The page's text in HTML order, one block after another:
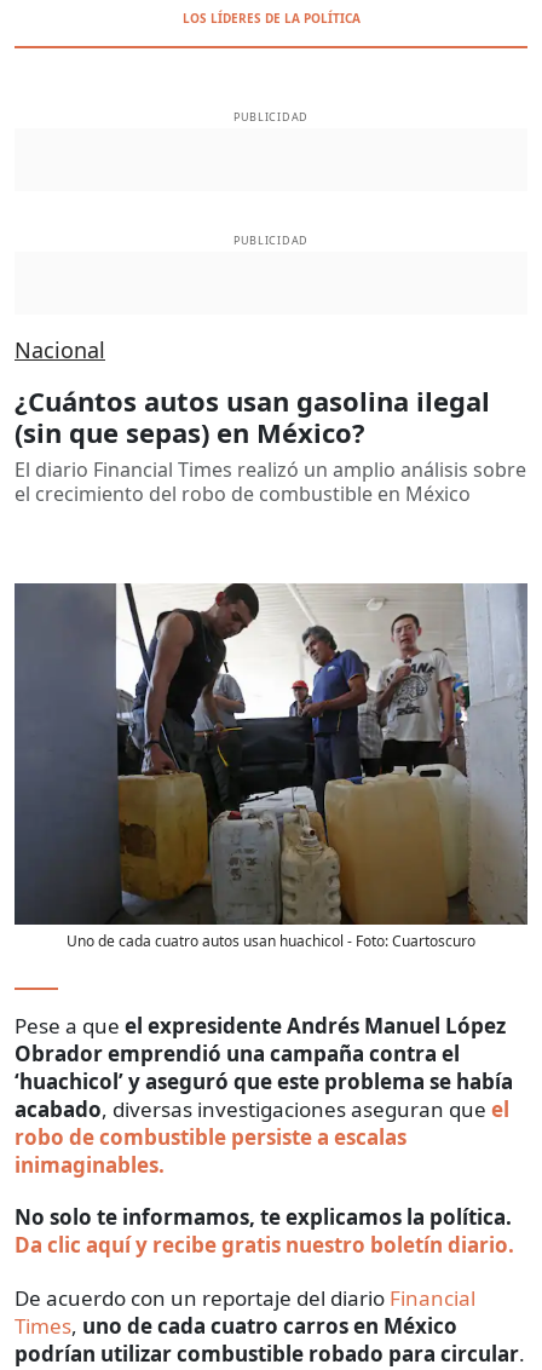
LOS LÍDERES DE LA POLÍTICA
PUBLICIDAD
PUBLICIDAD
Nacional
¿Cuántos autos usan gasolina ilegal
(sin que sepas) en México?
El diario Financial Times realizó un amplio análisis sobre
el crecimiento del robo de combustible en México
Uno de cada cuatro autos usan huachicol - Foto:Cuartoscuro
Pese a que el expresidente Andrés Manuel López
Obrador emprendió una campaña contra el
‘huachicol’ y aseguró que este problema se había
acabado, diversas investigaciones aseguran que el
robo de combustible persiste a escalas
inimaginables.
No solo te informamos, te explicamos la política.
Da clic aquí y recibe gratis nuestro boletín diario.
De acuerdo con un reportaje del diario Financial
Times, uno de cada cuatro carros en México
podrían utilizar combustible robado para circular.